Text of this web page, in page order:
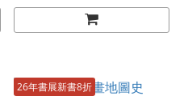
26年書展新書8折